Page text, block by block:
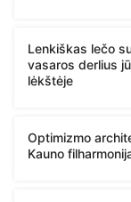
Lenkiškas lečo
vasaros derlius
lėkštėje
Optimizmo
Kauno